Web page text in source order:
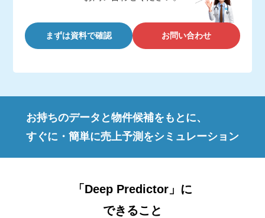
まずは資料で確認 お問い合わせ
お持ちのデータと物件候補をもとに、
すぐに・簡単に売上予測をシミュレーション
「Deep Predictor」に
できること